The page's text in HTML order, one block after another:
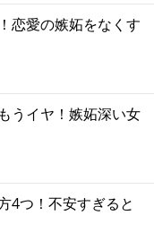
恋愛の嫉妬をなくす
うイヤ！嫉妬深い女
4つ！不安すぎると